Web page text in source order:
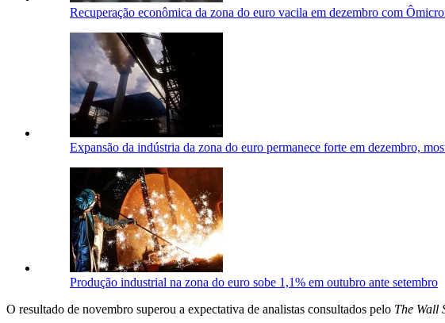
Recuperação econômica da zona do euro vacila em dezembro com
Expansão da indústria da zona do euro permanece forte em dezembro,
Produção industrial na zona do euro sobe 1,1% em outubro ante setembro
O resultado de novembro superou a expectativa de analistas consultados pelo The Wall